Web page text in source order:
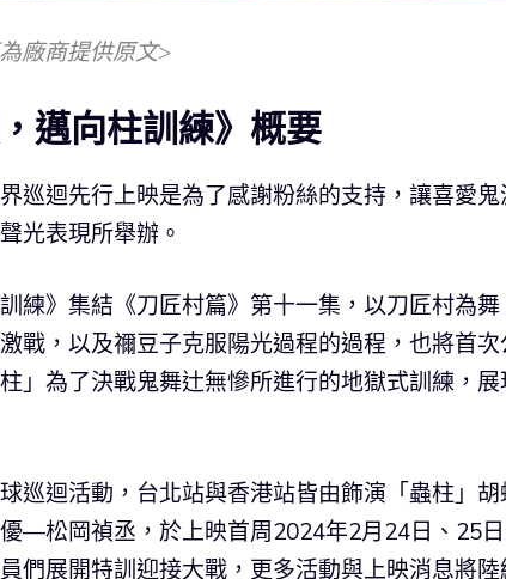
廠商提供原文>
邁向柱訓練》概要
巡迴先行上映是為了感謝粉絲的支持，讓喜愛鬼
光表現所舉辦。
練》集結《刀匠村篇》第十一集，以刀匠村為舞
戰，以及禰豆子克服陽光過程的過程，也將首次
」為了決戰鬼舞辻󠄀無慘所進行的地獄式訓練，展
巡迴活動，台北站與香港站皆由飾演「蟲柱」胡
—松岡禎丞，於上映首周2024年2月24日、25
們展開特訓迎接大戰，更多活動與上映消息將陸